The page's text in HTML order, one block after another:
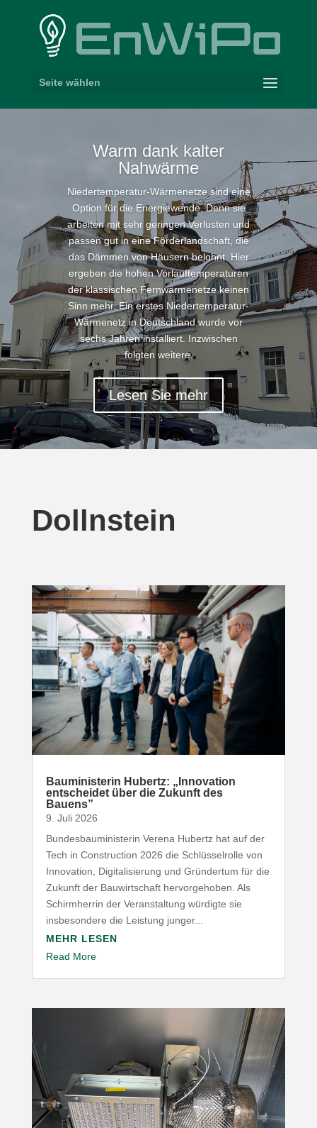
Seite wählen
Warm dank kalter
Nahwärme
Niedertemperatur-​Wärmenetze sind eine
Option für die Ener­gie­wende. Denn sie
arbeiten mit sehr geringen Verlusten und
passen gut in eine Förder­land­schaft, die
das Dämmen von Häusern belohnt. Hier
ergeben die hohen Vorlauf­tem­pe­ra­turen
der klas­si­schen Fern­wär­me­netze keinen
Sinn mehr. Ein erstes Niedertemperatur-​
Wärmenetz in Deutschland wurde vor
sechs Jahren instal­liert. Inzwi­schen
folgten weitere.
Lesen Sie mehr
Dollnstein
Baumi­nis­terin Hubertz: „Inno­vation
entscheidet über die Zukunft des
Bauens”
9. Juli 2026
Bundesbauministerin Verena Hubertz hat auf der
Tech in Construction 2026 die Schlüsselrolle von
Innovation, Digitalisierung und Gründertum für die
Zukunft der Bauwirtschaft hervorgehoben. Als
Schirmherrin der Veranstaltung würdigte sie
insbesondere die Leistung junger...
MEHR LESEN
Read More